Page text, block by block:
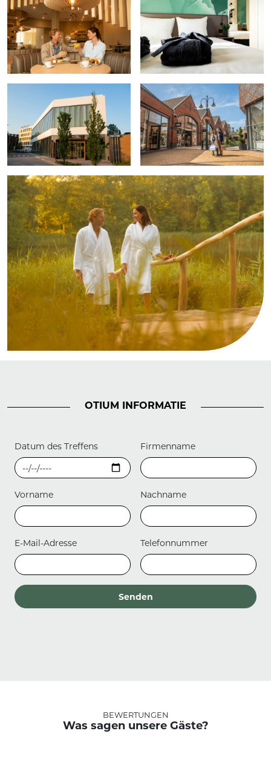
OTIUM INFORMATIE
Datum des Treffens Firmenname
Vorname Nachname
E-Mail-Adresse Telefonnummer
BEWERTUNGEN
Was sagen unsere Gäste?